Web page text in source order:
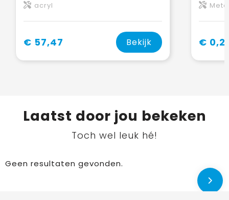
acryl
€ 57,47 Bekijk €
Laatst door jou bekeken
Toch wel leuk hé!
Geen resultaten gevonden.